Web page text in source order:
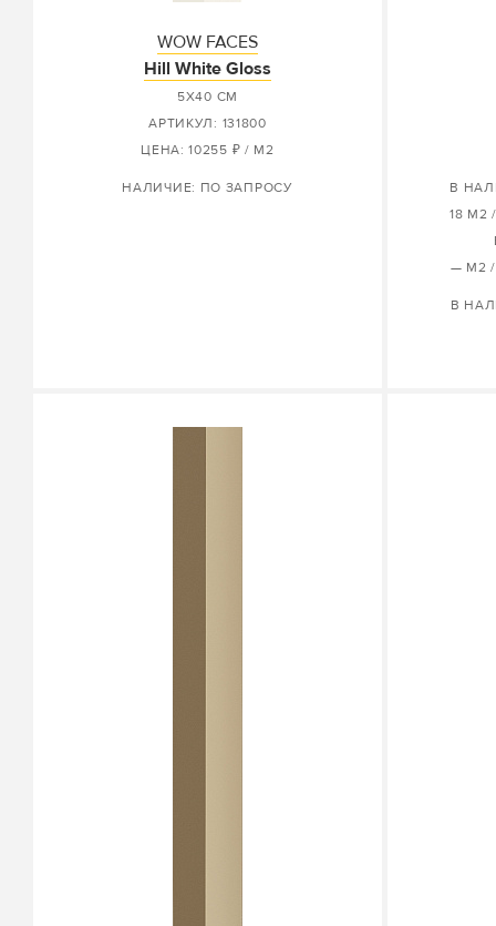
WOW FACES
Hill White Gloss
5X40 СМ
АРТИКУЛ: 131800
ЦЕНА: 10255 ₽ / М2
НАЛИЧИЕ: ПО ЗАПРОСУ
В
18 М2
— М2
В